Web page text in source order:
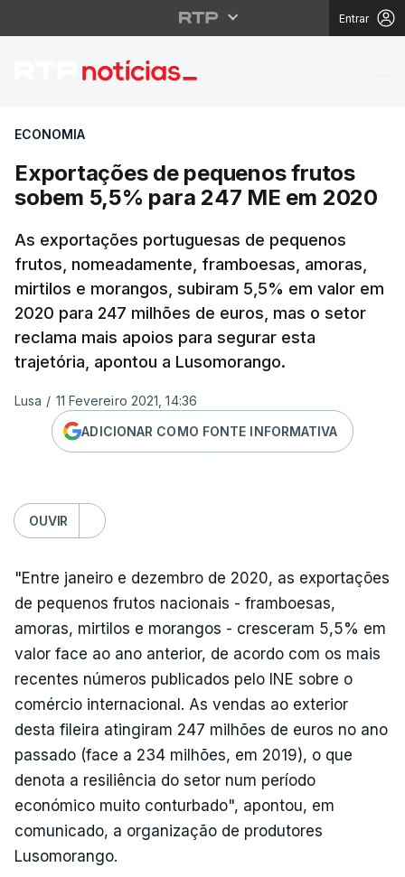
Entrar
Exportações de
ECONOMIA
Exportações de pequenos frutos
sobem 5,5% para 247 ME em 2020
As exportações portuguesas de pequenos
frutos, nomeadamente, framboesas, amoras,
mirtilos e morangos, subiram 5,5% em valor em
2020 para 247 milhões de euros, mas o setor
reclama mais apoios para segurar esta
trajetória, apontou a Lusomorango.
Lusa / 11 Fevereiro 2021, 14:36
ADICIONAR COMO FONTE INFORMATIVA
OUVIR
"Entre janeiro e dezembro de 2020, as exportações
de pequenos frutos nacionais - framboesas,
amoras, mirtilos e morangos - cresceram 5,5% em
valor face ao ano anterior, de acordo com os mais
recentes números publicados pelo INE sobre o
comércio internacional. As vendas ao exterior
desta fileira atingiram 247 milhões de euros no ano
passado (face a 234 milhões, em 2019), o que
denota a resiliência do setor num período
económico muito conturbado", apontou, em
comunicado, a organização de produtores
Lusomorango.